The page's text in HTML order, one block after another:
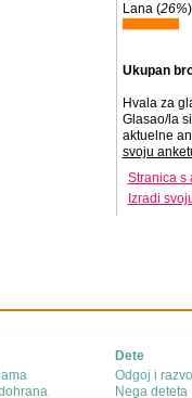
Lana (26%)
Ukupan
Hvala za
Glasao/la
aktuelne
svoju
Stranica s
Izradi
Dete
Odgoj i
Nega deteta